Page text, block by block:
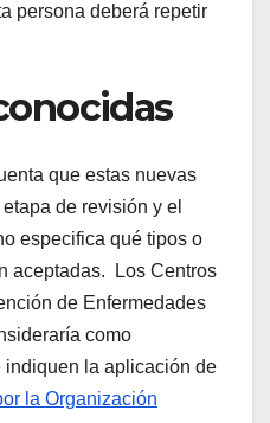
persona deberá repetir
que estas nuevas
de revisión y el
especifica qué tipos o
aceptadas. Los Centros
de Enfermedades
como
la aplicación de
la Organización